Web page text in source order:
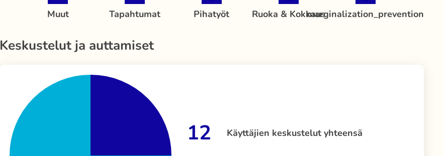
Muut Tapahtumat Pihatyöt Ruoka & Kokkausmarginalization_prevention
Keskustelut ja auttamiset
12 Käyttäjien keskustelut yhteensä